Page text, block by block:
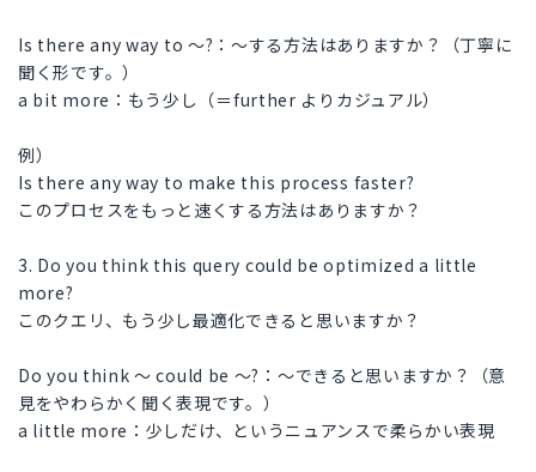
Is there any way to ～?：～する方法はありますか？（丁寧に
聞く形です。）
a bit more：もう少し（＝further よりカジュアル）
例）
Is there any way to make this process faster?
このプロセスをもっと速くする方法はありますか？
3. Do you think this query could be optimized a little
more?
このクエリ、もう少し最適化できると思いますか？
Do you think ～ could be ～?：～できると思いますか？（意
見をやわらかく聞く表現です。）
a little more：少しだけ、というニュアンスで柔らかい表現